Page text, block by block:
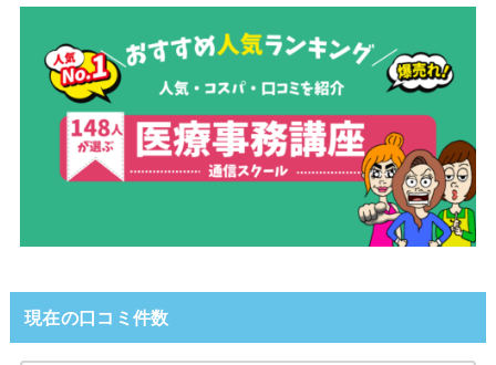
現在の口コミ件数